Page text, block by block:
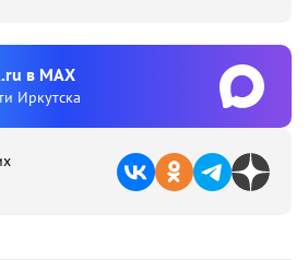
в MAX
Иркутска